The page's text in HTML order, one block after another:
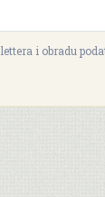
i obradu